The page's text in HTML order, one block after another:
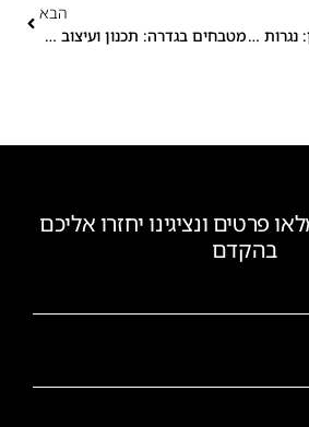
מטבחים בקריית עקרון: נגרות מקצועית בהתאמה אישית
הבא
מטבחים בגדרה: תכנון ועיצוב מטבחי יוקרה בנגרות עילית
פרטים ונציגינו יחזרו אליכם
בהקדם